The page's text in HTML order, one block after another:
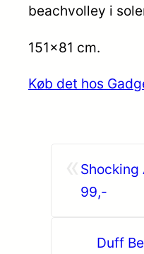
beachvolley i
151×81 cm.
Køb det hos
Shocking
99,-
Duff